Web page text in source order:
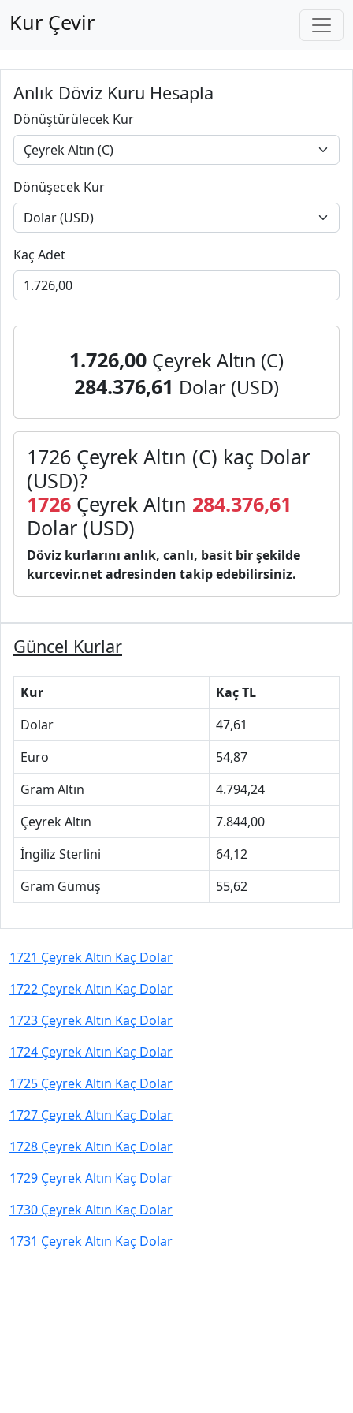
Kur Çevir
Anlık Döviz Kuru Hesapla
Dönüştürülecek Kur
Dönüşecek Kur
Kaç Adet
1.726,00 Çeyrek Altın (C)
284.376,61 Dolar (USD)
1726 Çeyrek Altın (C) kaç Dolar
(USD)?
1726 Çeyrek Altın 284.376,61
Dolar (USD)
Döviz kurlarını anlık, canlı, basit bir şekilde
kurcevir.net adresinden takip edebilirsiniz.
Güncel Kurlar
Kur
Kaç TL
Dolar
47,61
Euro
54,87
Gram Altın
4.794,24
Çeyrek Altın
7.844,00
İngiliz Sterlini
64,12
Gram Gümüş
55,62
1721 Çeyrek Altın Kaç Dolar
1722 Çeyrek Altın Kaç Dolar
1723 Çeyrek Altın Kaç Dolar
1724 Çeyrek Altın Kaç Dolar
1725 Çeyrek Altın Kaç Dolar
1727 Çeyrek Altın Kaç Dolar
1728 Çeyrek Altın Kaç Dolar
1729 Çeyrek Altın Kaç Dolar
1730 Çeyrek Altın Kaç Dolar
1731 Çeyrek Altın Kaç Dolar